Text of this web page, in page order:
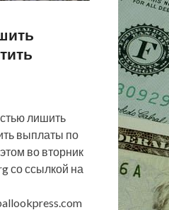
лишить
выплаты по
во вторник
со ссылкой на